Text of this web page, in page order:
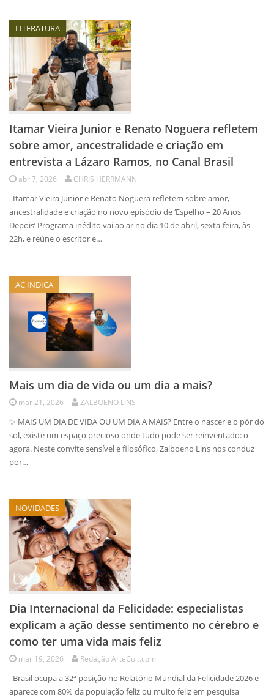
LITERATURA
Itamar Vieira Junior e Renato Noguera refletem
sobre amor, ancestralidade e criação em
entrevista a Lázaro Ramos, no Canal Brasil
abr 7, 2026 CHRIS HERRMANN
Itamar Vieira Junior e Renato Noguera refletem sobre amor,
ancestralidade e criação no novo episódio de ‘Espelho – 20 Anos
Depois’ Programa inédito vai ao ar no dia 10 de abril, sexta-feira, às
22h, e reúne o escritor e…
AC INDICA
Mais um dia de vida ou um dia a mais?
mar 21, 2026 ZALBOENO LINS
✨ MAIS UM DIA DE VIDA OU UM DIA A MAIS? Entre o nascer e o pôr do
sol, existe um espaço precioso onde tudo pode ser reinventado: o
agora. Neste convite sensível e filosófico, Zalboeno Lins nos conduz
por…
NOVIDADES
Dia Internacional da Felicidade: especialistas
explicam a ação desse sentimento no cérebro e
como ter uma vida mais feliz
mar 19, 2026 Redação ArteCult.com
Brasil ocupa a 32ª posição no Relatório Mundial da Felicidade 2026 e
aparece com 80% da população feliz ou muito feliz em pesquisa